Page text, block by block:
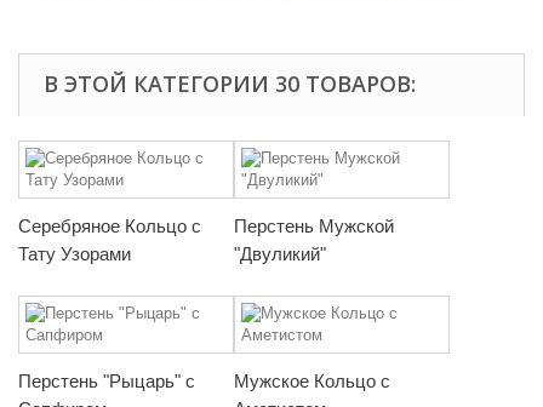
В ЭТОЙ КАТЕГОРИИ 30 ТОВАРОВ:
Серебряное Кольцо с
Тату Узорами
Перстень Мужской
"Двуликий"
Перстень "Рыцарь" с
Мужское Кольцо с